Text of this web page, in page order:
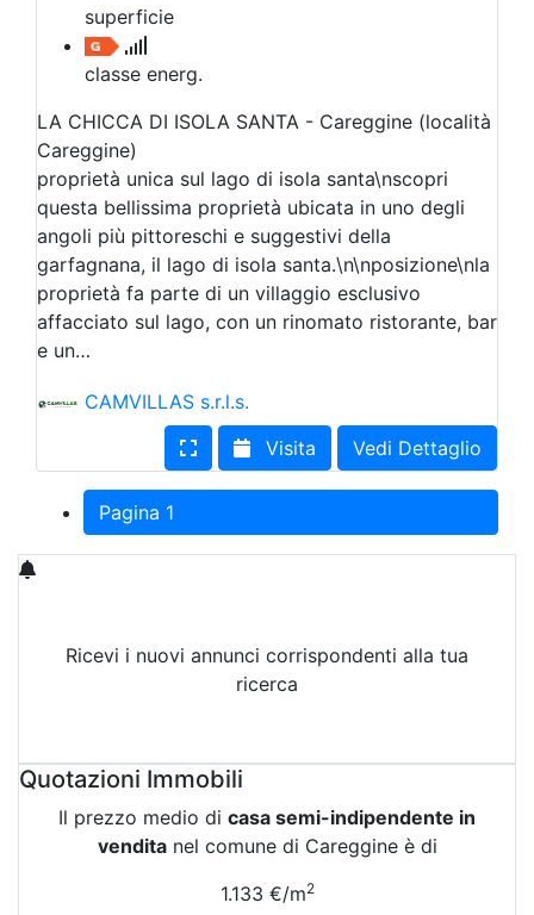
superficie
classe energ.
LA CHICCA DI ISOLA SANTA - Careggine (località
Careggine)
proprietà unica sul lago di isola santa\nscopri
questa bellissima proprietà ubicata in uno degli
angoli più pittoreschi e suggestivi della
garfagnana, il lago di isola santa.\n\nposizione\nla
proprietà fa parte di un villaggio esclusivo
affacciato sul lago, con un rinomato ristorante, bar
e un…
CAMVILLAS s.r.l.s.
Visita
Vedi Dettaglio
Pagina 1
Ricevi i nuovi annunci corrispondenti alla tua
ricerca
Quotazioni Immobili
Il prezzo medio di casa semi-indipendente in
venditanel comune di Careggine è di
1.133 €/m2